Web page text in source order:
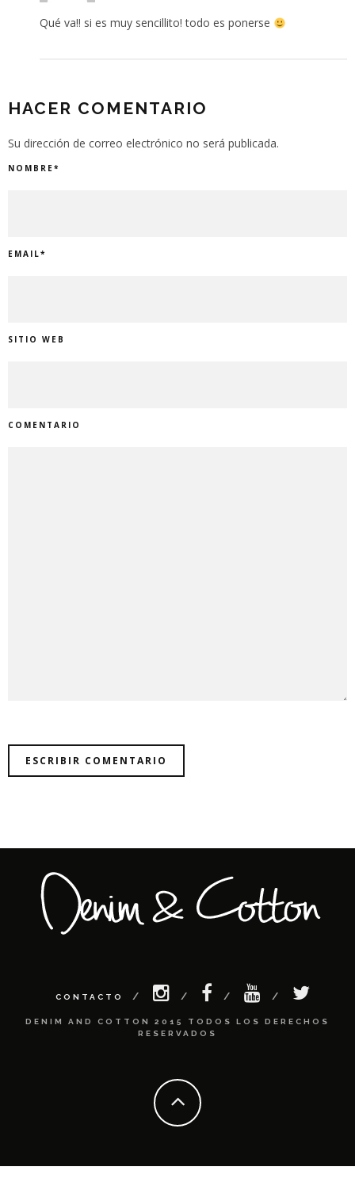
Qué va!! si es muy sencillito! todo es ponerse
HACER COMENTARIO
Su dirección de correo electrónico no será publicada.
NOMBRE*
EMAIL*
SITIO WEB
COMENTARIO
CONTACTO
DENIM AND COTTON 2015 TODOS LOS DERECHOS
RESERVADOS